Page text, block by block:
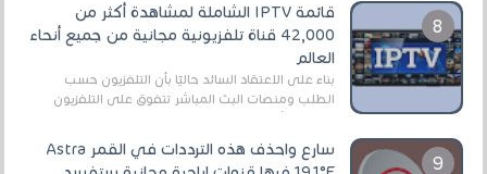
قائمة IPTV الشاملة لمشاهدة أكثر من
42,000 قناة تلفزيونية مجانية من جميع أنحاء
العالم
بناءً على الاعتقاد السائد حاليًا بأن التلفزيون حسب
الطلب ومنصات البث المباشر تتفوق على التلفزيون
الرقمي الأرضي التقليدي، يُعدّ IPTV-org خيار...
سارع واحذف هذه الترددات في القمر Astra